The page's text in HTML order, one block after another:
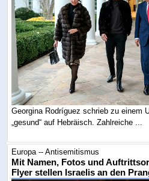
Georgina Rodríguez schrieb zu einem
„gesund“ auf Hebräisch. Zahlreiche ...
Europa -- Antisemitismus
Mit Namen, Fotos und
Flyer stellen Israelis an den